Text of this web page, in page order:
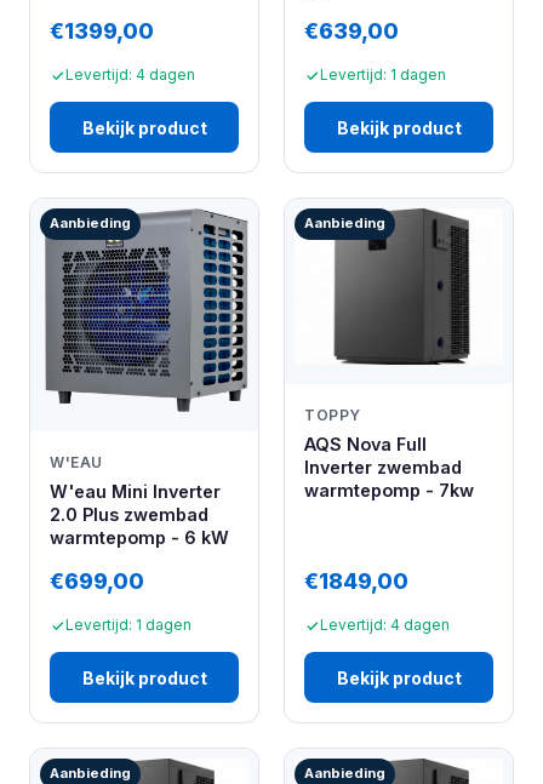
€1399,00
Levertijd: 4 dagen
Bekijk product
€639,00
Levertijd: 1 dagen
Bekijk product
Aanbieding
W'EAU
W'eau Mini Inverter
2.0 Plus zwembad
warmtepomp - 6 kW
€699,00
Levertijd: 1 dagen
Bekijk product
Aanbieding
TOPPY
AQS Nova Full
Inverter zwembad
warmtepomp - 7kw
€1849,00
Levertijd: 4 dagen
Bekijk product
Aanbieding Aanbieding